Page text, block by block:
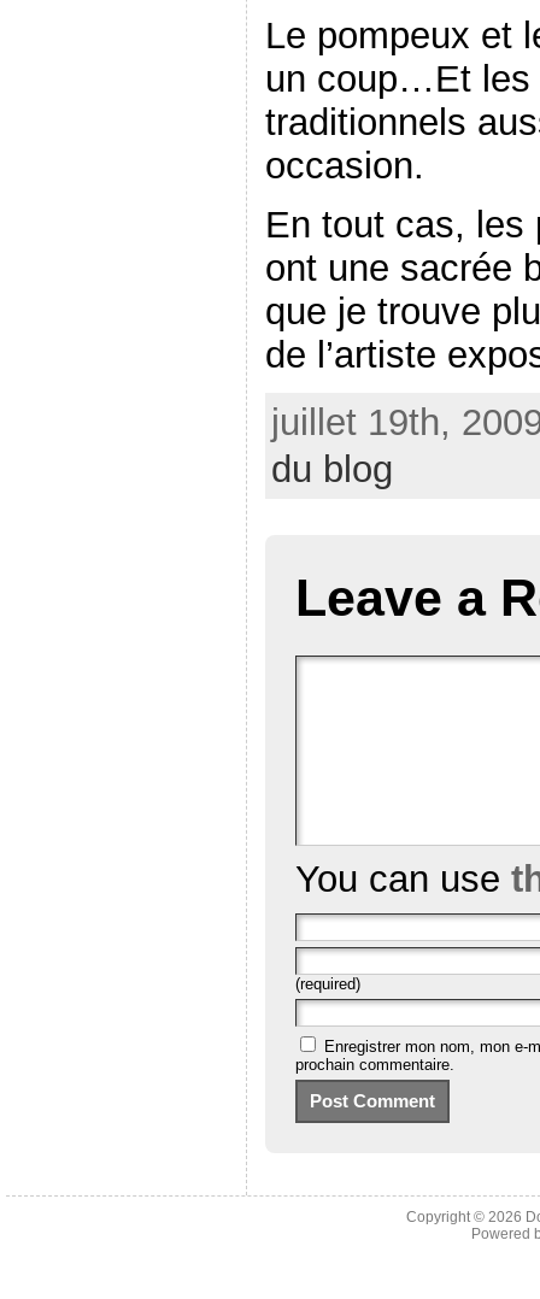
Le pompeux et
un coup…Et les
traditionnels
occasion.
En tout cas, les
ont une sacrée
que je trouve
de l’artiste
juillet 19th,
du blog
Leave a
You can use
(required)
Enregistrer mon nom, mon e-
prochain commentaire.
Copyright © 2026
Powered